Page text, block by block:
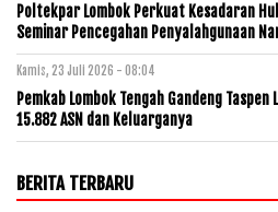
Poltekpar Lombok Perkuat Kesadaran
Seminar Pencegahan Penyalahgunaan
Kamis, 23 Juli 2026 - 08:04
Pemkab Lombok Tengah Gandeng
15.882 ASN dan Keluarganya
BERITA TERBARU